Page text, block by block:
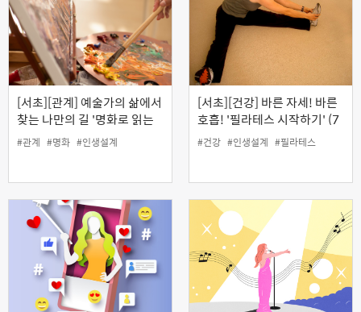
[서초][관계] 예술가의 삶에서
찾는 나만의 길 '명화로 읽는
화가들과 삶의 선택' (온라인)
#관계 #명화 #인생설계
[서초][건강] 바른 자세! 바른
호흡! '필라테스 시작하기' (7
월)
#건강 #인생설계 #필라테스